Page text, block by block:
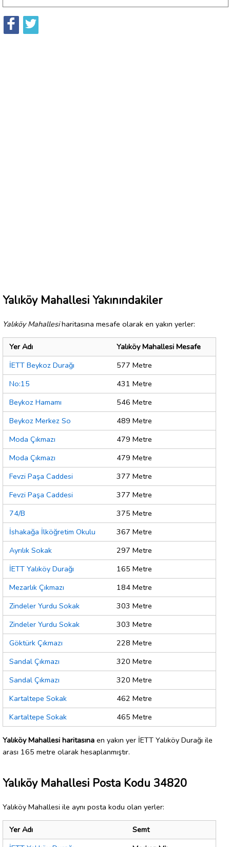
Yalıköy Mahallesi Yakınındakiler
Yalıköy Mahallesiharitasına mesafe olarak en yakın yerler:
Yer Adı
Yalıköy Mahallesi Mesafe
İETT Beykoz Durağı
577 Metre
No:15
431 Metre
Beykoz Hamamı
546 Metre
Beykoz Merkez So
489 Metre
Moda Çıkmazı
479 Metre
Moda Çıkmazı
479 Metre
Fevzi Paşa Caddesi
377 Metre
Fevzi Paşa Caddesi
377 Metre
74/B
375 Metre
İshakağa İlköğretim Okulu
367 Metre
Ayrılık Sokak
297 Metre
İETT Yalıköy Durağı
165 Metre
Mezarlık Çıkmazı
184 Metre
Zindeler Yurdu Sokak
303 Metre
Zindeler Yurdu Sokak
303 Metre
Göktürk Çıkmazı
228 Metre
Sandal Çıkmazı
320 Metre
Sandal Çıkmazı
320 Metre
Kartaltepe Sokak
462 Metre
Kartaltepe Sokak
465 Metre
Yalıköy Mahallesi haritasına en yakın yer İETT Yalıköy Durağı ile
arası 165 metre olarak hesaplanmıştır.
Yalıköy Mahallesi Posta Kodu 34820
Yalıköy Mahallesi ile aynı posta kodu olan yerler:
Yer Adı
Semt